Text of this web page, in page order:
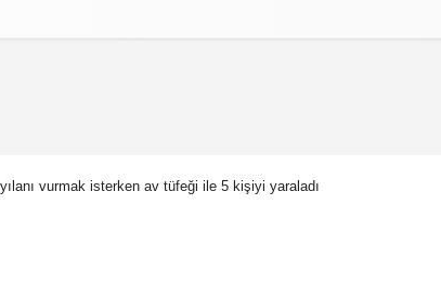
vurmak isterken av tüfeği ile 5 kişiyi yaraladı